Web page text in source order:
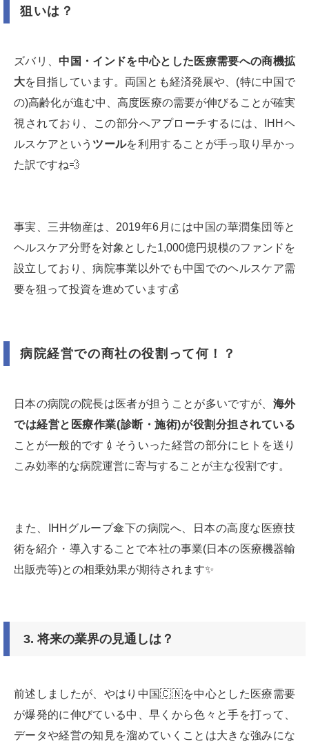
狙いは？
ズバリ、 中国・インドを中心とした医療需要への商機拡
大を目指しています。両国とも経済発展や、(特に中国で
の)高齢化が進む中、高度医療の需要が伸びることが確実
視されており、この部分へアプローチするには、IHHヘ
ルスケアという ツールを利用することが手っ取り早かっ
た訳ですね💨
事実、三井物産は、2019年6月には中国の華潤集団等と
ヘルスケア分野を対象とした1,000億円規模のファンドを
設立しており、病院事業以外でも中国でのヘルスケア需
要を狙って投資を進めています💰
病院経営での商社の役割って何！？
日本の病院の院長は医者が担うことが多いですが、 海外
では経営と医療作業(診断・施術)が役割分担されている
ことが一般的です💉そういった経営の部分にヒトを送り
こみ効率的な病院運営に寄与することが主な役割です。
また、IHHグループ傘下の病院へ、日本の高度な医療技
術を紹介・導入することで本社の事業(日本の医療機器輸
出販売等)との相乗効果が期待されます✨
3. 将来の業界の見通しは？
前述しましたが、やはり中国🇨🇳を中心とした医療需要
が爆発的に伸びている中、早くから色々と手を打って、
データや経営の知見を溜めていくことは大きな強みにな